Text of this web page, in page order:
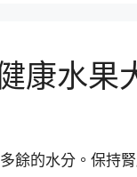
康水果
餘的水分。保持